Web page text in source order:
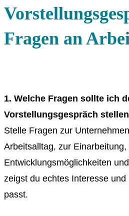
Fragen an
1. Welche Fragen sollte ich
Vorstellungsgespräch
Stelle Fragen zur
Arbeitsalltag, zur Einarbeitung,
Entwicklungsmöglichkeiten
zeigst du echtes Interesse
passt.